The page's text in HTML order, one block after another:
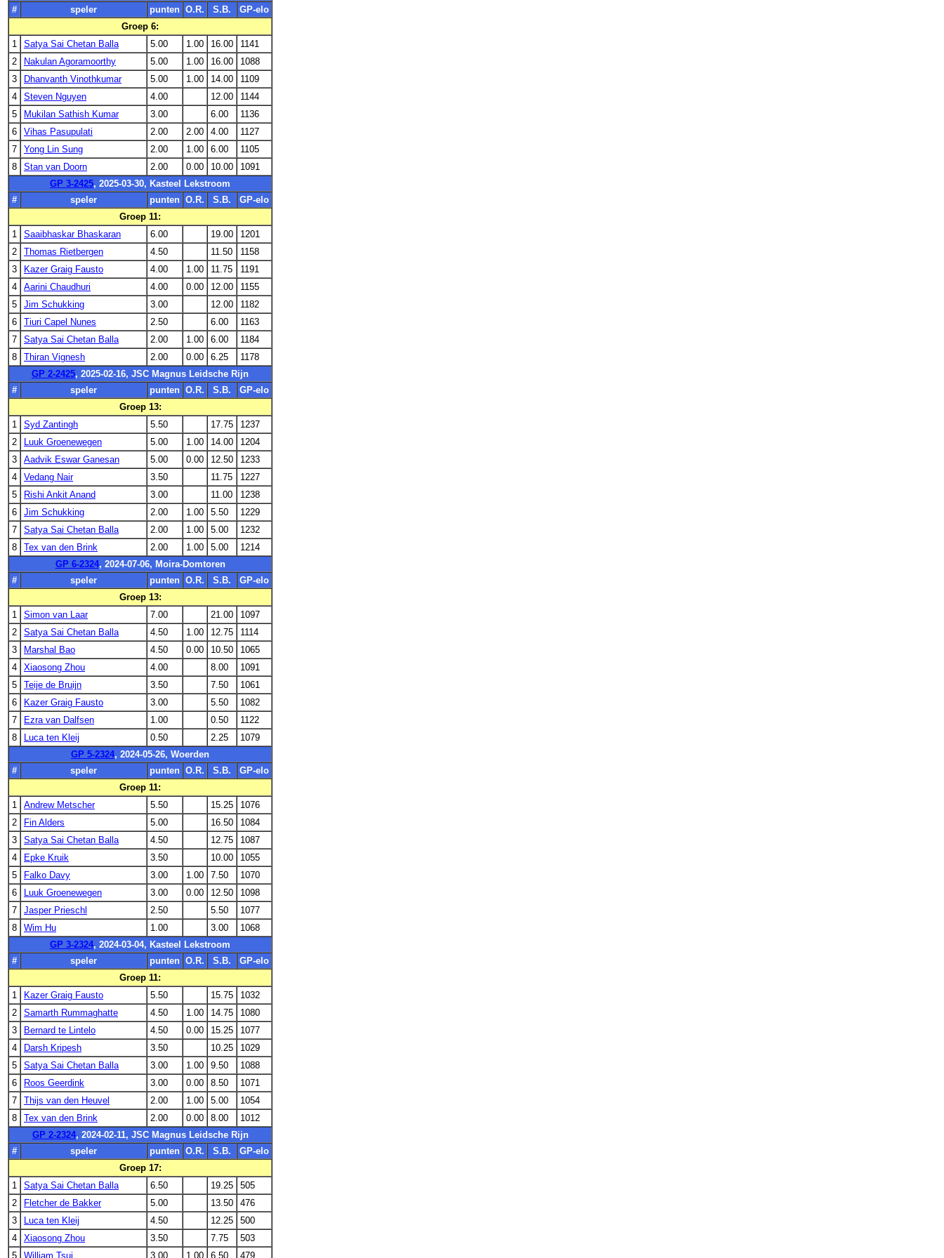
#
speler punten O.R. S.B.
GP-elo
Groep 6:
1
Satya Sai Chetan Balla 5.00 1.00 16.00
1141
2
Nakulan Agoramoorthy 5.00 1.00 16.00
1088
3
Dhanvanth Vinothkumar 5.00 1.00 14.00
1109
4
Steven Nguyen 4.00 12.00
1144
5
Mukilan Sathish Kumar 3.00 6.00
1136
6
Vihas Pasupulati 2.00 2.00 4.00
1127
7
Yong Lin Sung 2.00 1.00 6.00
1105
8
Stan van Doorn 2.00 0.00 10.00
1091
GP 3-2425, 2025-03-30, Kasteel Lekstroom
#
speler punten O.R. S.B.
GP-elo
Groep 11:
1
Saaibhaskar Bhaskaran 6.00 19.00
1201
2
Thomas Rietbergen 4.50 11.50
1158
3
Kazer Graig Fausto 4.00 1.00 11.75
1191
4
Aarini Chaudhuri 4.00 0.00 12.00
1155
5
Jim Schukking 3.00 12.00
1182
6
Tiuri Capel Nunes 2.50 6.00
1163
7
Satya Sai Chetan Balla 2.00 1.00 6.00
1184
8
Thiran Vignesh 2.00 0.00 6.25
1178
GP 2-2425, 2025-02-16, JSC Magnus Leidsche Rijn
#
speler punten O.R. S.B.
GP-elo
Groep 13:
1
Syd Zantingh 5.50 17.75
1237
2
Luuk Groenewegen 5.00 1.00 14.00
1204
3
Aadvik Eswar Ganesan 5.00 0.00 12.50
1233
4
Vedang Nair 3.50 11.75
1227
5
Rishi Ankit Anand 3.00 11.00
1238
6
Jim Schukking 2.00 1.00 5.50
1229
7
Satya Sai Chetan Balla 2.00 1.00 5.00
1232
8
Tex van den Brink 2.00 1.00 5.00
1214
GP 6-2324, 2024-07-06, Moira-Domtoren
#
speler punten O.R. S.B.
GP-elo
Groep 13:
1
Simon van Laar 7.00 21.00
1097
2
Satya Sai Chetan Balla 4.50 1.00 12.75
1114
3
Marshal Bao 4.50 0.00 10.50
1065
4
Xiaosong Zhou 4.00 8.00
1091
5
Teije de Bruijn 3.50 7.50
1061
6
Kazer Graig Fausto 3.00 5.50
1082
7
Ezra van Dalfsen 1.00 0.50
1122
8
Luca ten Kleij 0.50 2.25
1079
GP 5-2324, 2024-05-26, Woerden
#
speler punten O.R. S.B.
GP-elo
Groep 11:
1
Andrew Metscher 5.50 15.25
1076
2
Fin Alders 5.00 16.50
1084
3
Satya Sai Chetan Balla 4.50 12.75
1087
4
Epke Kruik 3.50 10.00
1055
5
Falko Davy 3.00 1.00 7.50
1070
6
Luuk Groenewegen 3.00 0.00 12.50
1098
7
Jasper Prieschl 2.50 5.50
1077
8
Wim Hu 1.00 3.00
1068
GP 3-2324, 2024-03-04, Kasteel Lekstroom
#
speler punten O.R. S.B.
GP-elo
Groep 11:
1
Kazer Graig Fausto 5.50 15.75
1032
2
Samarth Rummaghatte 4.50 1.00 14.75
1080
3
Bernard te Lintelo 4.50 0.00 15.25
1077
4
Darsh Kripesh 3.50 10.25
1029
5
Satya Sai Chetan Balla 3.00 1.00 9.50
1088
6
Roos Geerdink 3.00 0.00 8.50
1071
7
Thijs van den Heuvel 2.00 1.00 5.00
1054
8
Tex van den Brink 2.00 0.00 8.00
1012
GP 2-2324, 2024-02-11, JSC Magnus Leidsche Rijn
#
speler punten O.R. S.B.
GP-elo
Groep 17:
1
Satya Sai Chetan Balla 6.50 19.25
505
2
Fletcher de Bakker 5.00 13.50
476
3
Luca ten Kleij 4.50 12.25
500
4
Xiaosong Zhou 3.50 7.75
503
5
William Tsui 3.00 1.00 6.50 479